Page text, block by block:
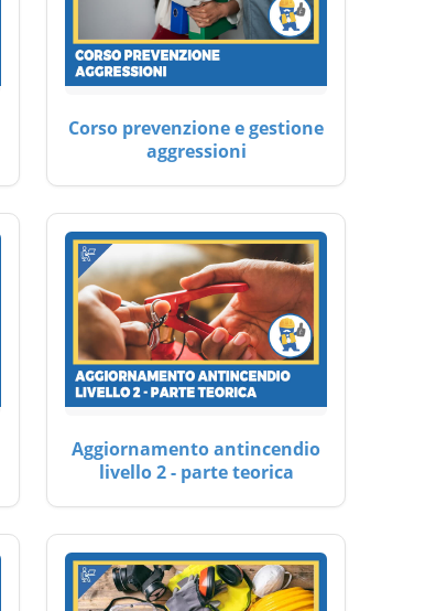
Corso prevenzione e gestione
aggressioni
Aggiornamento antincendio
livello 2 - parte teorica